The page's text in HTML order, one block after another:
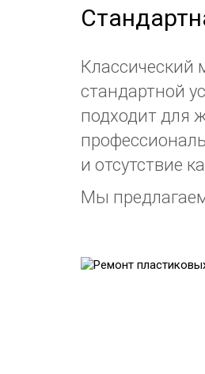
Классический
стандартной
подходит для
и отсутствие
Мы